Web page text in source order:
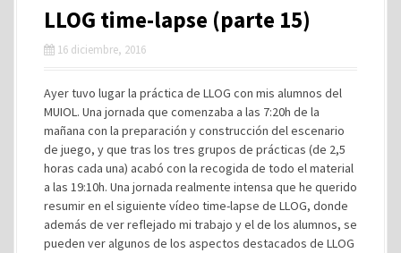
LLOG time-lapse (parte 15)
16 diciembre, 2016
Ayer tuvo lugar la práctica de LLOG con mis alumnos del
MUIOL. Una jornada que comenzaba a las 7:20h de la
mañana con la preparación y construcción del escenario
de juego, y que tras los tres grupos de prácticas (de 2,5
horas cada una) acabó con la recogida de todo el material
a las 19:10h. Una jornada realmente intensa que he querido
resumir en el siguiente vídeo time-lapse de LLOG, donde
además de ver reflejado mi trabajo y el de los alumnos, se
pueden ver algunos de los aspectos destacados de LLOG